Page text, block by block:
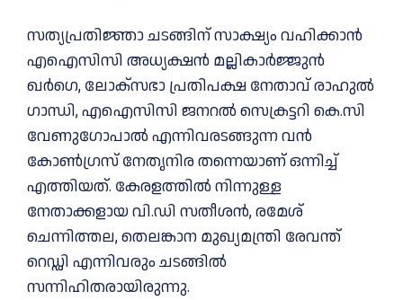
സത്യപ്രതിജ്ഞാ ചടങ്ങിന് സാക്ഷ്യം വഹിക്കാൻ
എഐസിസി അധ്യക്ഷൻ മല്ലികാർജ്ജുൻ
ഖർഗെ, ലോക്‌സഭാ പ്രതിപക്ഷ നേതാവ് രാഹുല്‍
ഗാന്ധി, എഐസിസി ജനറല്‍ സെക്രട്ടറി കെ.സി
വേണുഗോപാല്‍ എന്നിവരടങ്ങുന്ന വൻ
കോണ്‍ഗ്രസ് നേതൃനിര തന്നെയാണ് ഒന്നിച്ച്‌
എത്തിയത്. കേരളത്തില്‍ നിന്നുള്ള
നേതാക്കളായ വി.ഡി സതീശൻ, രമേശ്
ചെന്നിത്തല, തെലങ്കാന മുഖ്യമന്ത്രി രേവന്ത്
റെഡ്ഡി എന്നിവരും ചടങ്ങില്‍
സന്നിഹിതരായിരുന്നു.